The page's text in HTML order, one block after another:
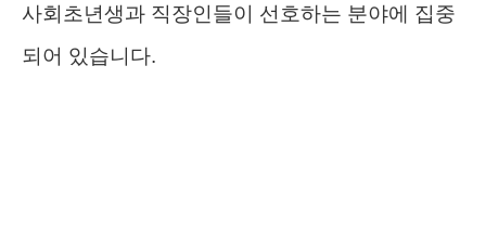
사회초년생과 직장인들이 선호하는 분야에 집중
되어 있습니다.